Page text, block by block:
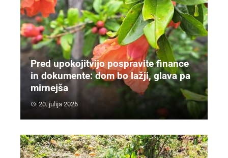
Pred upokojitvijo pospravite finance
in dokumente: dom bo lažji, glava pa
mirnejša
20. julija 2026